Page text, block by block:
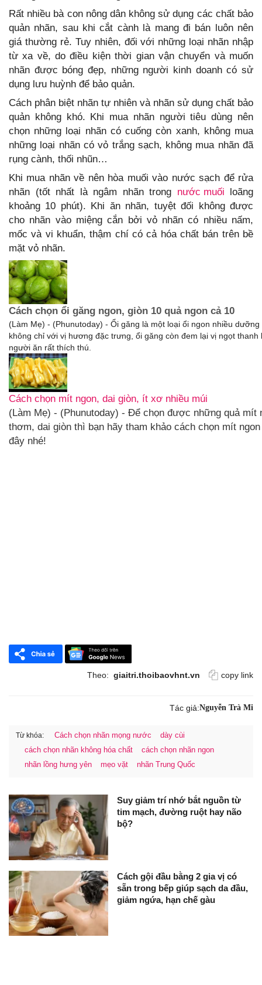
Rất nhiều bà con nông dân không sử dụng các chất bảo
quản nhãn, sau khi cắt cành là mang đi bán luôn nên
giá thường rẻ. Tuy nhiên, đối với những loại nhãn nhập
từ xa về, do điều kiện thời gian vận chuyển và muốn
nhãn được bóng đẹp, những người kinh doanh có sử
dụng lưu huỳnh để bảo quản.
Cách phân biệt nhãn tự nhiên và nhãn sử dụng chất bảo
quản không khó. Khi mua nhãn người tiêu dùng nên
chọn những loại nhãn có cuống còn xanh, không mua
những loại nhãn có vỏ trắng sạch, không mua nhãn đã
rụng cành, thối nhũn…
Khi mua nhãn về nên hòa muối vào nước sạch để rửa
nhãn (tốt nhất là ngâm nhãn trong nước muối loãng
khoảng 10 phút). Khi ăn nhãn, tuyệt đối không được
cho nhãn vào miệng cắn bởi vỏ nhãn có nhiều nấm,
mốc và vi khuẩn, thậm chí có cả hóa chất bán trên bề
mặt vỏ nhãn.
Cách chọn ổi găng ngon, giòn 10 quả ngon cả 10
(Làm Mẹ) - (Phunutoday) - Ổi găng là một loại ổi ngon nhiều dưỡng
không chỉ với vị hương đặc trưng, ổi găng còn đem lại vị ngọt thanh
người ăn rất thích thú.
Cách chọn mít ngon, dai giòn, ít xơ nhiều múi
(Làm Mẹ) - (Phunutoday) - Để chọn được những quả mít
thơm, dai giòn thì bạn hãy tham khảo cách chọn mít
đây nhé!
Theo: giaitri.thoibaovhnt.vn copy link
Tác giả:Nguyễn Trà Mi
Từ khóa: Cách chọn nhãn mọng nước
dày cùi
cách chọn nhãn không hóa chất
cách chọn nhãn ngon
nhãn lồng hưng yên
mẹo vặt nhãn Trung Quốc
Suy giảm trí nhớ bắt nguồn từ
tim mạch, đường ruột hay não
bộ?
Cách gội đầu bằng 2 gia vị có
sẵn trong bếp giúp sạch da đầu,
giảm ngứa, hạn chế gàu